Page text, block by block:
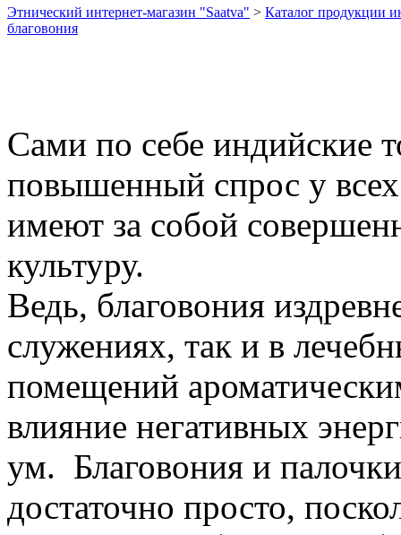
Этнический интернет-магазин "Saatva" > Каталог продукции
благовония
Сами по себе индийские
повышенный спрос у
имеют за собой
культуру.
Ведь, благовония
служениях, так и в
помещений
влияние негативных
ум. Благовония и
достаточно просто,